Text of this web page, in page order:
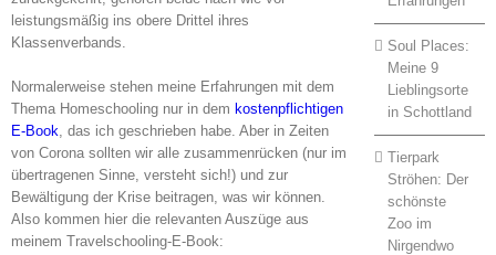
leistungsmäßig ins obere Drittel ihres
Klassenverbands.
Normalerweise stehen meine Erfahrungen mit dem
Thema Homeschooling nur in dem kostenpflichtigen
E-Book, das ich geschrieben habe. Aber in Zeiten
von Corona sollten wir alle zusammenrücken (nur im
übertragenen Sinne, versteht sich!) und zur
Bewältigung der Krise beitragen, was wir können.
Also kommen hier die relevanten Auszüge aus
meinem Travelschooling-E-Book:
Soul Places:
Meine 9
Lieblingsorte
in Schottland
Tierpark
Ströhen: Der
schönste
Zoo im
Nirgendwo